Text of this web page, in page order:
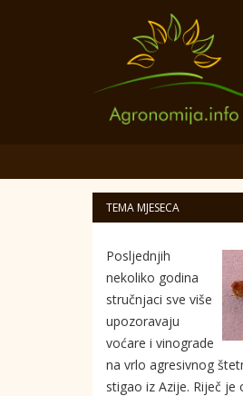
TEMA MJESECA
Posljednjih
nekoliko godina
stručnjaci sve više
upozoravaju
voćare i vinograde
na vrlo agresivnog
stigao iz Azije. Riječ je